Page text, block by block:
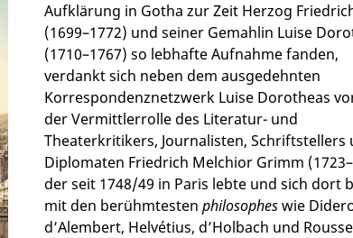
Aufklärung in Gotha zur Zeit Herzog
(1699–1772) und seiner Gemahlin Luise
(1710–1767) so lebhafte Aufnahme fanden,
verdankt sich neben dem ausgedehnten
Korrespondenznetzwerk Luise Dorotheas
der Vermittlerrolle des Literatur- und
Theaterkritikers, Journalisten, Schriftstellers
Diplomaten Friedrich Melchior Grimm
der seit 1748/49 in Paris lebte und sich dort
mit den berühmtesten philosopheswie
d’Alembert, Helvétius, d’Holbach und